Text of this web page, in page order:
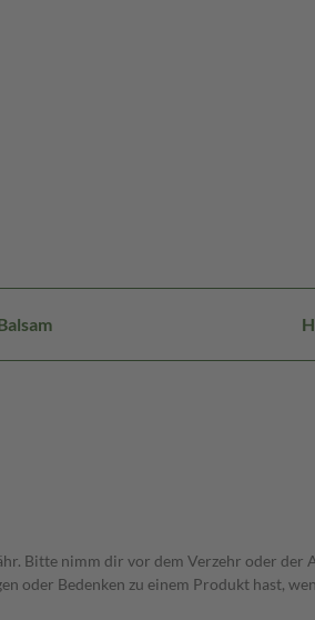
Bitte nimm dir vor dem Verzehr oder
oder Bedenken zu einem Produkt hast,